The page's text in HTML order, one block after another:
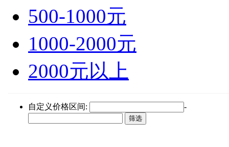
500-1000元
1000-2000元
2000元以上
自定义价格区间: -